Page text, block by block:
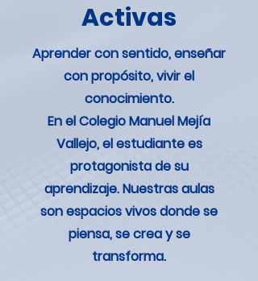
Activas
Aprender con sentido, enseñar
con propósito, vivir el
conocimiento.
En el Colegio Manuel Mejía
Vallejo, el estudiante es
protagonista de su
aprendizaje. Nuestras aulas
son espacios vivos donde se
piensa, se crea y se
transforma.